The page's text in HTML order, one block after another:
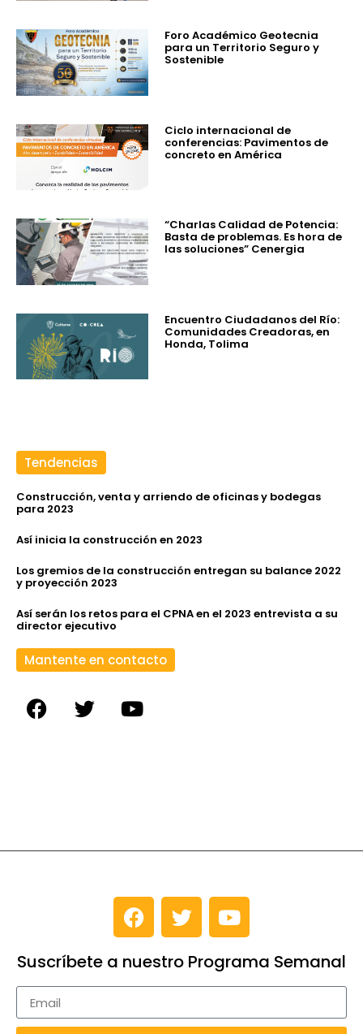
Foro Académico Geotecnia
para un Territorio Seguro y
Sostenible
Ciclo internacional de
conferencias: Pavimentos de
concreto en América
“Charlas Calidad de Potencia:
Basta de problemas. Es hora de
las soluciones” Cenergia
Encuentro Ciudadanos del Río:
Comunidades Creadoras, en
Honda, Tolima
Tendencias
Construcción, venta y arriendo de oficinas y bodegas
para 2023
Así inicia la construcción en 2023
Los gremios de la construcción entregan su balance 2022
y proyección 2023
Así serán los retos para el CPNA en el 2023 entrevista a su
director ejecutivo
Mantente en contacto
Suscríbete a nuestro Programa Semanal